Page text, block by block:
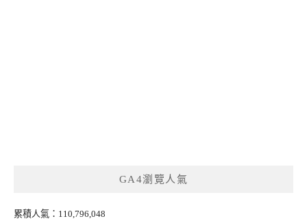
GA4瀏覽人氣
累積人氣：110,796,048